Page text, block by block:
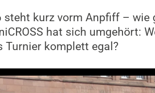
steht kurz vorm Anpfiff –
hat sich umgehört:
Turnier komplett egal?